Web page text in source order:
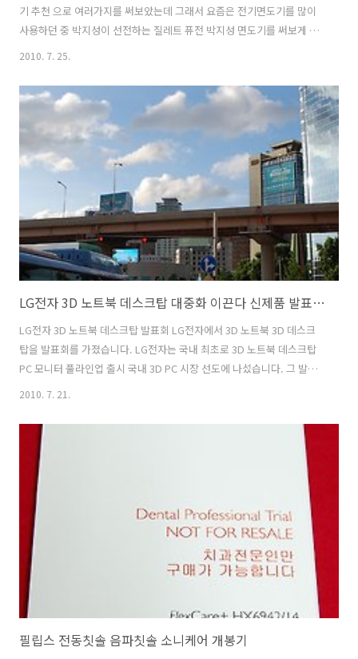
기 추천 으로 여러가지를 써보았는데 그래서 요즘은 전기면도기를 많이
사용하던 중 박지성이 선전하는 질레트 퓨전 박지성 면도기를 써보게 되
었네요. 한번 써보니 면도기 날이 여러개여서 살짝 밀어도 잘 밀려 나가
더군요. 이 리뷰를 쓰기 위해서는 아니지만 하루 면도를 안하는 바람에
턱수염이 꽤 많이 자랐습니다. 질레트 퓨전 면도기를 한번 써보고 남자
피부 지켜 줄 수 있는지 한번 살펴보도록 하겠습니다. 질레트 퓨전 면도
기 패키지 질레트 퓨전 면도기 모습입니다. 플라스틱 패키지로 되어있고,
디자인은 무난합니다. 면도기 날 1개에 날개가 5개여서 한번 밀어도 세
밀하게 잘 ..
2010. 7. 25.
LG전자 3D 노트북 데스크탑 대중화 이끈다 신제품 발표회 후기
LG전자 3D 노트북 데스크탑 발표회 LG전자에서 3D 노트북 3D 데스크
탑을 발표회를 가졌습니다. LG전자는 국내 최초로 3D 노트북 데스크탑
PC 모니터 풀라인업 출시 국내 3D PC 시장 선도에 나섰습니다. 그 발표
볼 수 있다는 점에서 이번 발표회가 기대가 되었고, 얼마나 사람을 빨아
들일만큼 구현을 해놓았을지 궁금하더군요. 그리고 당연 노트북 자체에
대한 궁금증도 많았고, 고성능 노트북이라고 하니 재원도 많이 궁금했습
니다. 입구에서 먼저 러브드웹 형을 만나고 좀 있다가 껍데기 형을 만났
네요. 하늘이 참 맑았습니다. 40분쯤 만나기로 했는데 제가 제일 먼저
도..
2010. 7. 21.
필립스 전동칫솔 음파칫솔 소니케어 개봉기